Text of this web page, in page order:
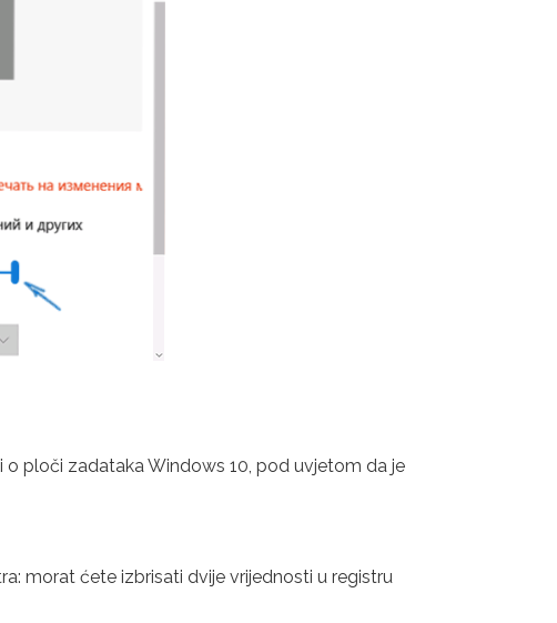
ploči zadataka Windows 10, pod uvjetom da je
morat ćete izbrisati dvije vrijednosti u registru